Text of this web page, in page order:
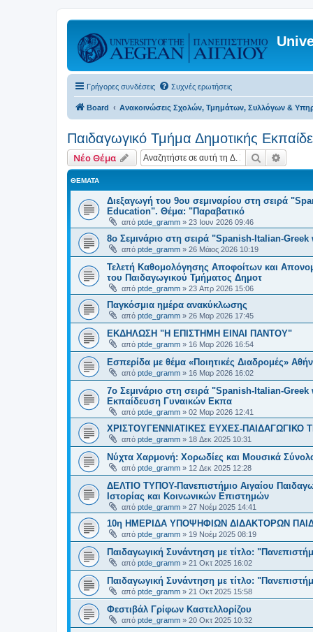
Γρήγορες συνδέσεις Συχνές ερωτήσεις
Board Ανακοινώσεις Σχολών, Τμημάτων, Συλλόγων &
Παιδαγωγικό Τμήμα Δημοτικής
Νέο Θέμα Αναζήτηση
ΘΈΜΑΤΑ
Διεξαγωγή του 9ου σεμιναρίου στη σειρά
Education". Θέμα: "Παραβατικό
από ptde_gramm » 23 Ιουν 2026 09:46
8ο Σεμινάριο στη σειρά "Spanish-Italian-
από ptde_gramm » 26 Μάιος 2026 10:19
Τελετή Καθομολόγησης Αποφοίτων και
του Παιδαγωγικού Τμήματος Δημοτ
από ptde_gramm » 23 Απρ 2026 15:06
Παγκόσμια ημέρα ανακύκλωσης
από ptde_gramm » 26 Μαρ 2026 17:45
ΕΚΔΗΛΩΣΗ "Η ΕΠΙΣΤΗΜΗ ΕΙΝΑΙ ΠΑΝΤΟΥ"
από ptde_gramm » 16 Μαρ 2026 16:54
Εσπερίδα με θέμα «Ποιητικές Διαδρομές»
από ptde_gramm » 16 Μαρ 2026 16:02
7ο Σεμινάριο στη σειρά "Spanish-Italian-
Εκπαίδευση Γυναικών Εκπα
από ptde_gramm » 02 Μαρ 2026 12:41
ΧΡΙΣΤΟΥΓΕΝΝΙΑΤΙΚΕΣ ΕΥΧΕΣ-
από ptde_gramm » 18 Δεκ 2025 10:31
Νύχτα Χαρμονή: Χορωδίες και Μουσικά
από ptde_gramm » 12 Δεκ 2025 12:28
ΔΕΛΤΙΟ ΤΥΠΟΥ-Πανεπιστήμιο Αιγαίου
Ιστορίας και Κοινωνικών Επιστημών
από ptde_gramm » 27 Νοέμ 2025 14:41
10η ΗΜΕΡΙΔΑ ΥΠΟΨΗΦΙΩΝ ΔΙΔΑΚΤΟΡΩΝ
από ptde_gramm » 19 Νοέμ 2025 08:19
Παιδαγωγική Συνάντηση με τίτλο:
από ptde_gramm » 21 Οκτ 2025 16:02
Παιδαγωγική Συνάντηση με τίτλο:
από ptde_gramm » 21 Οκτ 2025 15:58
Φεστιβάλ Γρίφων Καστελλορίζου
από ptde_gramm » 20 Οκτ 2025 10:32